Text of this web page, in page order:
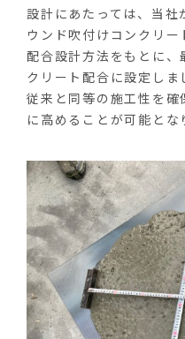
設計にあたっては、当
ウンド吹付けコンクリー
配合設計方法をもとに
クリート配合に設定しま
従来と同等の施工性を
に高めることが可能とな